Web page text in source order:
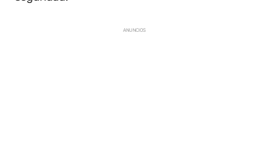
ANUNCIOS